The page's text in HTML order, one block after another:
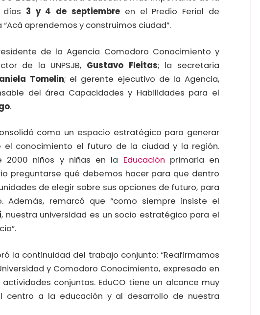
días 3 y 4 de septiembre en el Predio Ferial de
“Acá aprendemos y construimos ciudad”.
de la Agencia Comodoro Conocimiento y
de la UNPSJB, Gustavo Fleitas; la secretaria
Tomelin; el gerente ejecutivo de la Agencia,
del área Capacidades y Habilidades para el
.
como un espacio estratégico para generar
el conocimiento el futuro de la ciudad y la región.
2000 niños y niñas en la Educación primaria en
preguntarse qué debemos hacer para que dentro
de elegir sobre sus opciones de futuro, para
Además, remarcó que “como siempre insiste el
, nuestra universidad es un socio estratégico para el
la continuidad del trabajo conjunto: “Reafirmamos
y Comodoro Conocimiento, expresado en
conjuntas. EduCO tiene un alcance muy
centro a la educación y al desarrollo de nuestra